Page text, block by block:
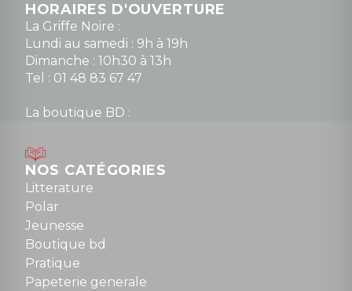
HORAIRES D'OUVERTURE
La Griffe Noire :
Lundi au samedi : 9h à 19h
Dimanche : 10h30 à 13h
Tel : 01 48 83 67 47
La boutique BD :
Mardi au samedi : 10h à 13h / 14h à 19h
Dimanche : 10h30 à 12h30
Tel : 01 48 89 13 88
NOUS CONTACTER
contact@la-griffe-noire.com
NOS CATÉGORIES
Litterature
Polar
Jeunesse
Boutique bd
Pratique
Papeterie generale